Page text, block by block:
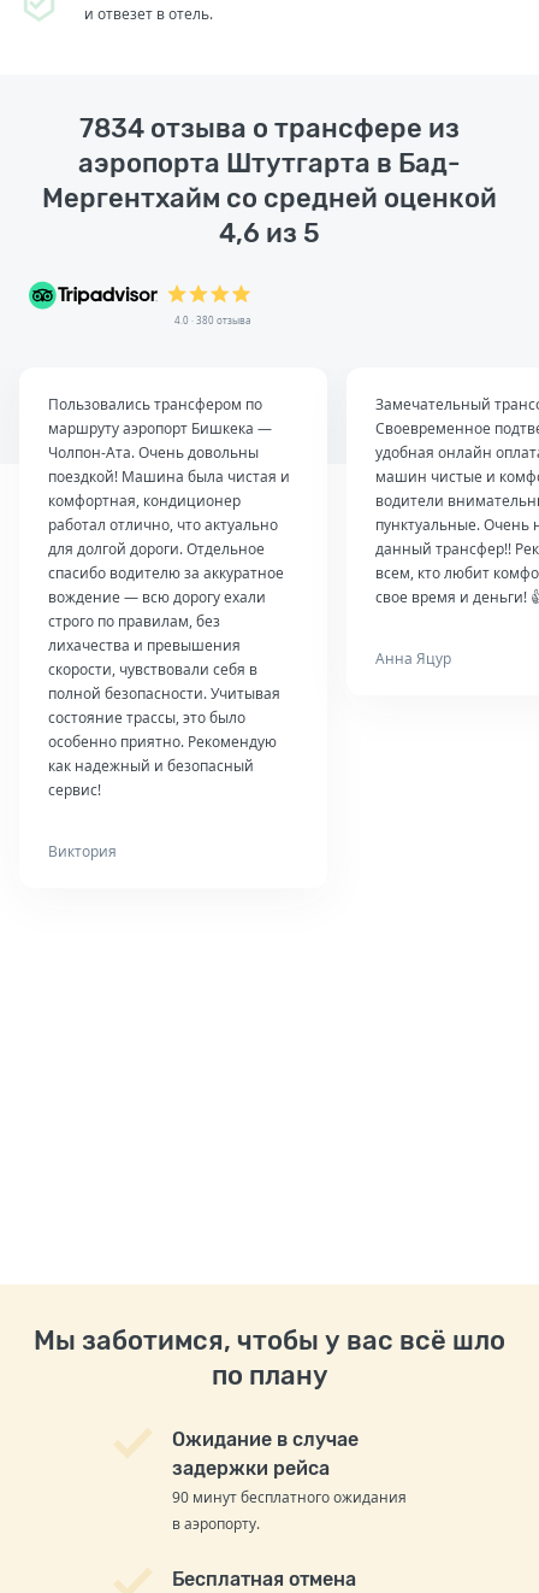
и отвезет в отель.
7834 отзыва о трансфере из
аэропорта Штутгарта в Бад-
Мергентхайм со средней оценкой
4,6 из 5
4.0 · 380 отзыва
Пользовались трансфером по
маршруту аэропорт Бишкека —
Чолпон-Ата. Очень довольны
поездкой! Машина была чистая и
комфортная, кондиционер
работал отлично, что актуально
для долгой дороги. Отдельное
спасибо водителю за аккуратное
вождение — всю дорогу ехали
строго по правилам, без
лихачества и превышения
скорости, чувствовали себя в
полной безопасности. Учитывая
состояние трассы, это было
особенно приятно. Рекомендую
как надежный и безопасный
сервис!
Виктория
Замечательный
Своевременное
удобная онлайн
машин чистые и
водители
пунктуальные. Очень
данный трансфер!!
всем, кто любит
свое время и деньги!
Анна Яцур
Мы заботимся, чтобы у вас всё шло
по плану
Ожидание в случае
задержки рейса
90 минут бесплатного ожидания
в аэропорту.
Бесплатная отмена